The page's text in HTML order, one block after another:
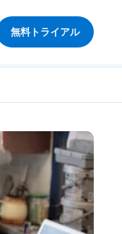
無料トライアル